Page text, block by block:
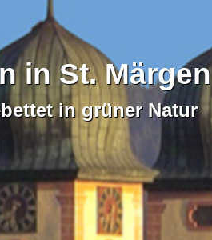
in St. Märgen
in grüner Natur